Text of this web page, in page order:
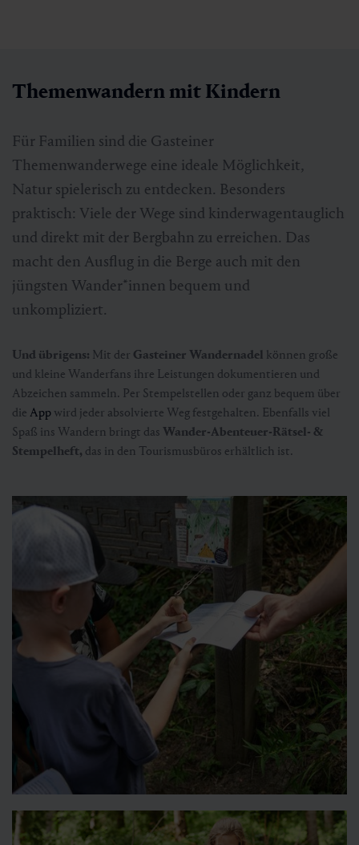
Themenweg Landwirtschaft
🏀
00:45 h
🔖
2.7 km 🜏
10 hm
🞽
Leicht
Bienenlehrpfad
Status Geöffnet
🏀 🔖
1.5 km 🜏 🞽
Leicht
Themenwandern mit Kindern
Für Familien sind die Gasteiner
Themenwanderwege eine ideale Möglichkeit,
Natur spielerisch zu entdecken. Besonders
praktisch: Viele der Wege sind kinderwagentauglich
und direkt mit der Bergbahn zu erreichen.​​​​​​​ Das
macht den Ausflug in die Berge auch mit den
jüngsten Wander*innen bequem und
unkompliziert.
Und übrigens: Mit der Gasteiner Wandernadel können große
und kleine Wanderfans ihre Leistungen dokumentieren und
Abzeichen sammeln. Per Stempelstellen oder ganz bequem über
die App wird jeder absolvierte Weg festgehalten. Ebenfalls viel
Spaß ins Wandern bringt das Wander-Abenteuer-Rätsel- &
Stempelheft, das in den Tourismusbüros erhältlich ist.